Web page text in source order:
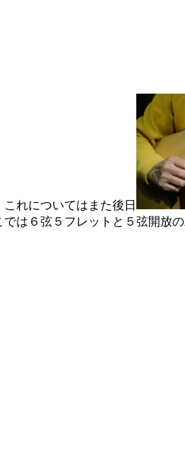
れについてはまた後日
は６弦５フレットと５弦開